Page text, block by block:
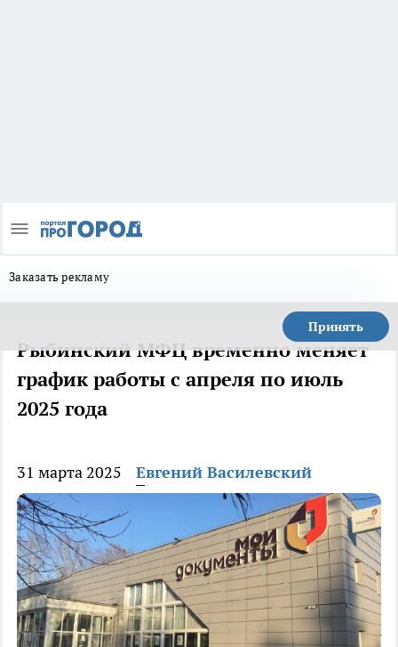
Заказать рекламу
Принять
Рыбинский МФЦ временно меняет
график работы с апреля по июль
2025 года
31 марта 2025 Евгений Василевский